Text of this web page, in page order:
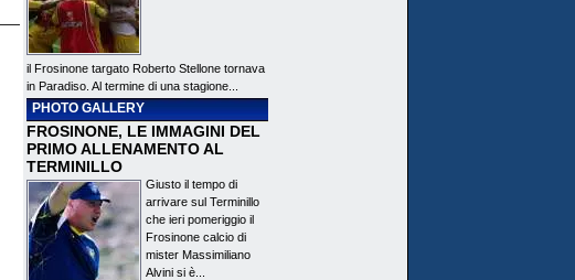
il Frosinone targato Roberto Stellone tornava
in Paradiso. Al termine di una stagione...
PHOTO GALLERY
FROSINONE, LE IMMAGINI DEL
PRIMO ALLENAMENTO AL
TERMINILLO
Giusto il tempo di
arrivare sul Terminillo
che ieri pomeriggio il
Frosinone calcio di
mister Massimiliano
Alvini si è...